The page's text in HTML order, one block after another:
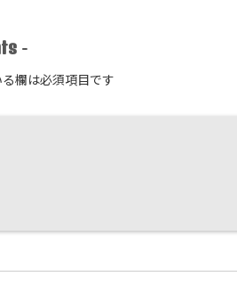
-
欄は必須項目です